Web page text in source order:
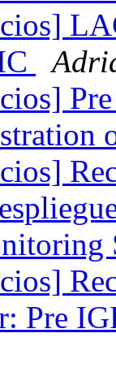
Pre